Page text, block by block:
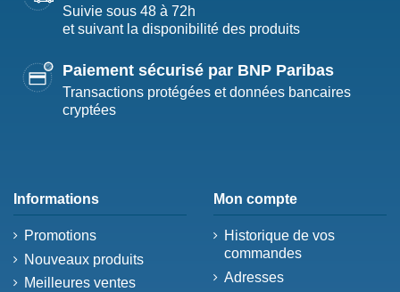
Suivie sous 48 à 72h
et suivant la disponibilité des produits
Paiement sécurisé par BNP Paribas
Transactions protégées et données bancaires
cryptées
Informations
Promotions
Nouveaux produits
Meilleures ventes
Mon compte
Historique de vos
commandes
Adresses